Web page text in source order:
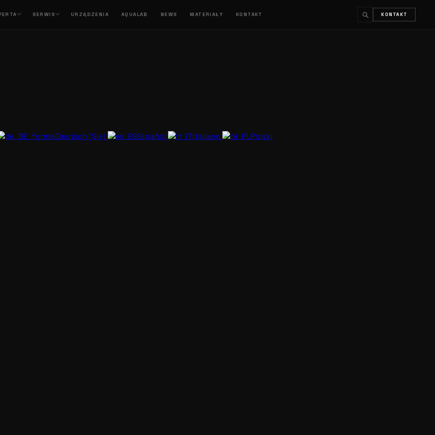
SERWIS URZĄDZENIA AQUALAB NEWS MATERIAŁY KONTAKT KONTAKT
Deutsch (Sie) Español Italiano Polski